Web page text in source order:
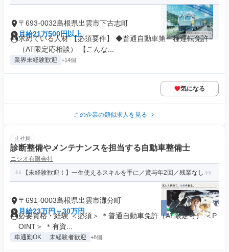
〒693-0032島根県出雲市下古志町
月給21万500円以上
求めている人材 【必須要件】 ◆普通自動車第一種運転免許
（AT限定応相談） 【こんな...
業界未経験歓迎 +14個
気になる
この企業の類似求人を見る
正社員
診断整備やメンテナンスを担当する自動車整備士
ニシオ有限会社
【未経験歓迎！】一生使えるスキルを手に／賞与年2回／残業なし
〒691-0003島根県出雲市灘分町
月給23万円～30万円
必要資格・経験 ＜必須＞ ＊普通自動車免許（AT限定可） ＜P
OINT＞ ＊有資...
車通勤OK 未経験者歓迎 +8個